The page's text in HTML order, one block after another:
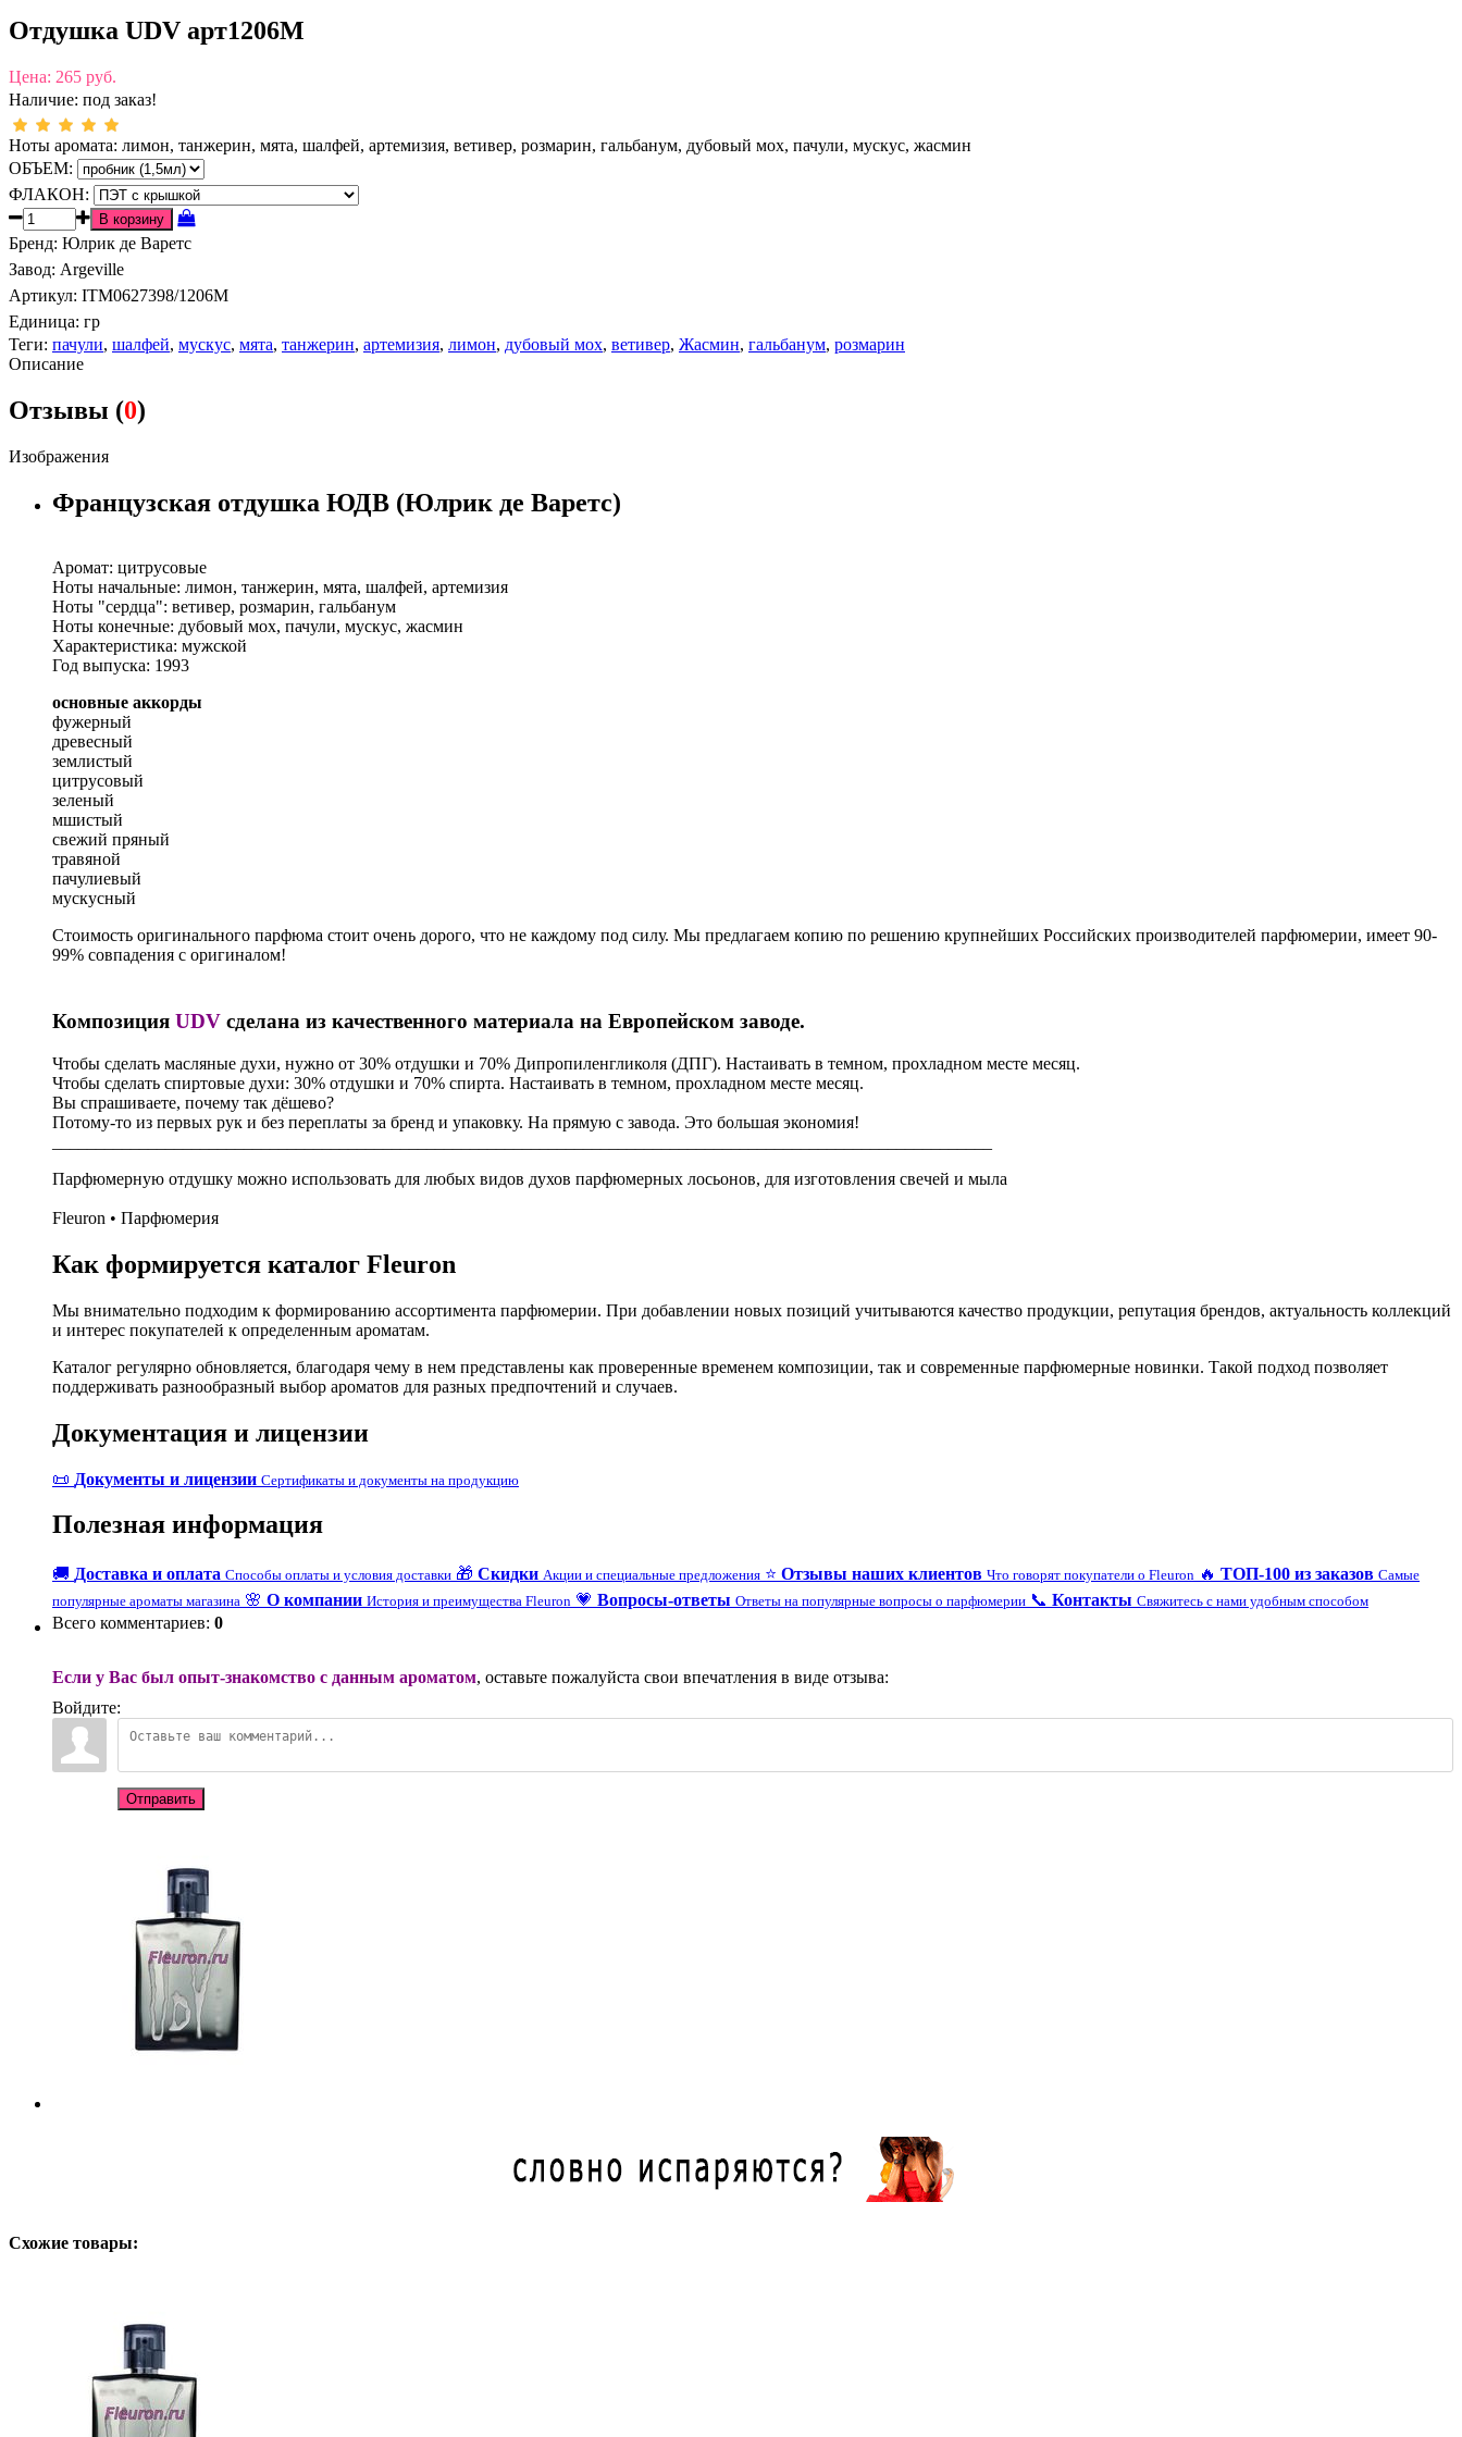
Отдушка UDV арт1206M
Цена: 265 руб.
Наличие: под заказ!
Ноты аромата: лимон, танжерин, мята, шалфей, артемизия, ветивер, розмарин, гальбанум, дубовый мох, пачули, мускус, жасмин
ОБЪЕМ:
ФЛАКОН:
Бренд: Юлрик де Варетс
Завод: Argeville
Артикул: ITM0627398/1206M
Единица: гр
Теги: пачули, шалфей, мускус, мята, танжерин, артемизия, лимон, дубовый мох, ветивер, Жасмин, гальбанум, розмарин
Описание
Отзывы (0)
Изображения
Французская отдушка ЮДВ (Юлрик де Варетс)
Аромат: цитрусовые
Ноты начальные: лимон, танжерин, мята, шалфей, артемизия
Ноты "сердца": ветивер, розмарин, гальбанум
Ноты конечные: дубовый мох, пачули, мускус, жасмин
Характеристика: мужской
Год выпуска: 1993
основные аккорды
фужерный
древесный
землистый
цитрусовый
зеленый
мшистый
свежий пряный
травяной
пачулиевый
мускусный
Стоимость оригинального парфюма стоит очень дорого, что не каждому под силу. Мы предлагаем копию по решению крупнейших Российских производителей парфюмерии, имеет 90-
99% совпадения с оригиналом!
Композиция UDV сделана из качественного материала на Европейском заводе.
Чтобы сделать масляные духи, нужно от 30% отдушки и 70% Дипропиленгликоля (ДПГ). Настаивать в темном, прохладном месте месяц.
Чтобы сделать спиртовые духи: 30% отдушки и 70% спирта. Настаивать в темном, прохладном месте месяц.
Вы спрашиваете, почему так дёшево?
Потому-то из первых рук и без переплаты за бренд и упаковку. На прямую с завода. Это большая экономия!
Парфюмерную отдушку можно использовать для любых видов духов парфюмерных лосьонов, для изготовления свечей и мыла
Fleuron • Парфюмерия
Как формируется каталог Fleuron
Мы внимательно подходим к формированию ассортимента парфюмерии. При добавлении новых позиций учитываются качество продукции, репутация брендов, актуальность коллекций
и интерес покупателей к определенным ароматам.
Каталог регулярно обновляется, благодаря чему в нем представлены как проверенные временем композиции, так и современные парфюмерные новинки. Такой подход позволяет
поддерживать разнообразный выбор ароматов для разных предпочтений и случаев.
Документация и лицензии
📜 Документы и лицензии Сертификаты и документы на продукцию
Полезная информация
🚚 Доставка и оплата Способы оплаты и условия доставки 🎁 Скидки Акции и специальные предложения ⭐ Отзывы наших клиентов Что говорят покупатели о Fleuron 🔥 ТОП-100 из заказов Самые
популярные ароматы магазина 🌸 О компании История и преимущества Fleuron 💗 Вопросы-ответы Ответы на популярные вопросы о парфюмерии 📞 Контакты Свяжитесь с нами удобным способом
Всего комментариев: 0
Если у Вас был опыт-знакомство с данным ароматом, оставьте пожалуйста свои впечатления в виде отзыва:
Войдите:
Отправить
Схожие товары: